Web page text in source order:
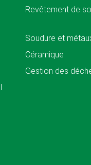
Revêtement de sol
Soudure et
Céramique
Gestion des